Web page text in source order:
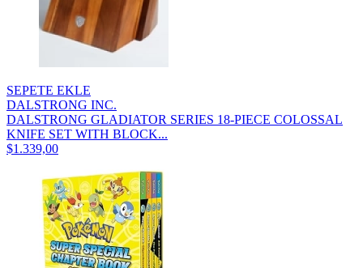
SEPETE EKLE
DALSTRONG INC.
DALSTRONG GLADIATOR SERIES 18-PIECE COLOSSAL
KNIFE SET WITH BLOCK...
$1.339,00